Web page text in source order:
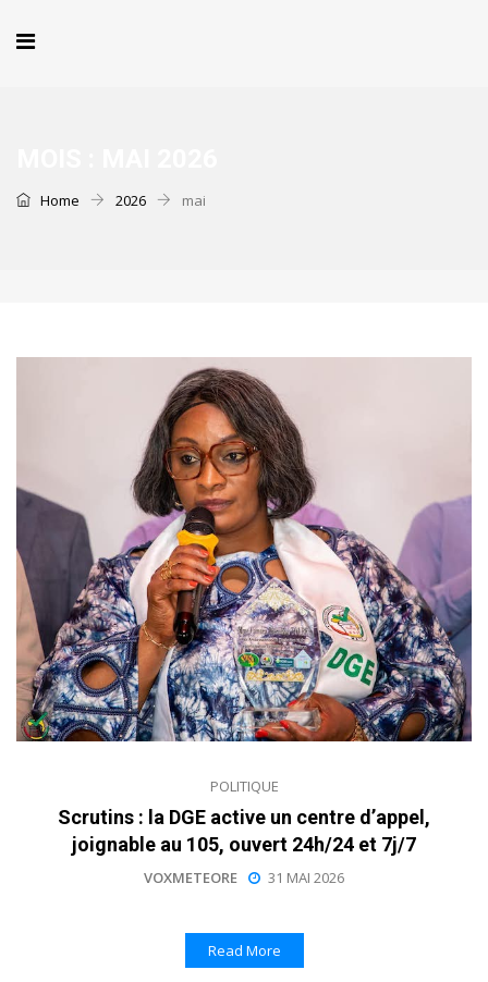
Home 2026 mai
POLITIQUE
Scrutins : la DGE active un centre d’appel,
joignable au 105, ouvert 24h/24 et 7j/7
VOXMETEORE 31 MAI 2026
Read More